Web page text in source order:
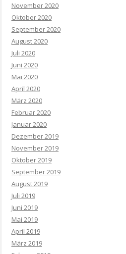
November 2020
Oktober 2020
September 2020
August 2020
Juli 2020
Juni 2020
Mai 2020
April 2020
März 2020
Februar 2020
Januar 2020
Dezember 2019
November 2019
Oktober 2019
September 2019
August 2019
Juli 2019
Juni 2019
Mai 2019
April 2019
März 2019